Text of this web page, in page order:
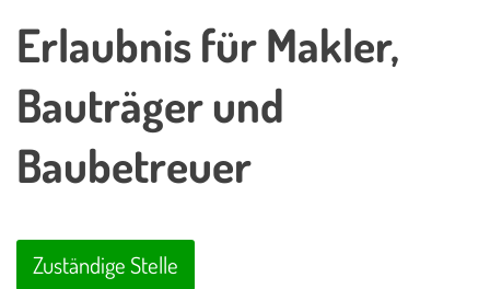
Erlaubnis für Makler,
Bauträger und
Baubetreuer
Zuständige Stelle